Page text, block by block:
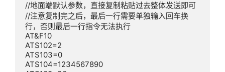
//地面端默认参数，直接复制粘贴过去整体发送即可
//注意复制完之后，最后一行需要单独输入回车换
行，否则最后一行指令无法执行
AT&F10
ATS102=2
ATS103=0
ATS104=1234567890